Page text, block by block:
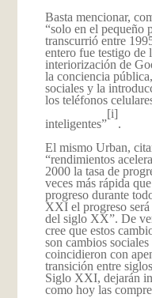
Basta mencionar,
“solo en el pequeño
transcurrió entre
entero fue testigo de
interiorización de
la conciencia
sociales y la
los teléfonos
inteligentes”
[i]
El mismo Urban,
“rendimientos
2000 la tasa de
veces más rápida
progreso durante
XXI el progreso
del siglo XX”. De
cree que estos
son cambios
coincidieron con
transición entre
Siglo XXI, dejarán
como hoy las